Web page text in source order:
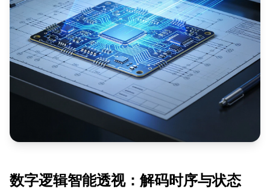
数字逻辑智能透视：解码时序与状态